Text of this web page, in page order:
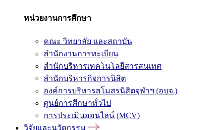
หน่วยงานการศึกษา
คณะ วิทยาลัย และสถาบัน
สำนักงานการทะเบียน
สำนักบริหารเทคโนโลยีสารสนเทศ
สำนักบริหารกิจการนิสิต
องค์การบริหารสโมสรนิสิตจุฬาฯ (อบจ.)
ศูนย์การศึกษาทั่วไป
การประเมินออนไลน์ (MCV)
วิจัยและนวัตกรรม